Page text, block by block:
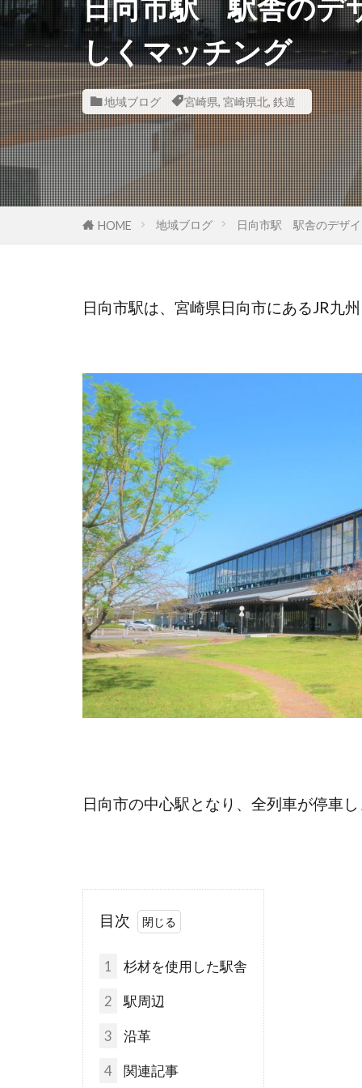
日向市駅 駅舎のデ
しくマッチング
地域ブログ 宮崎県, 宮崎県北, 鉄道
HOME 地域ブログ 日向市駅 駅舎のデザ
日向市駅は、宮崎県日向市にあるJR九
日向市の中心駅となり、全列車が停車
目次
1 杉材を使用した駅舎
2 駅周辺
3 沿革
4 関連記事